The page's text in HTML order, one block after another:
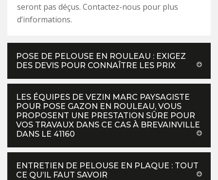
seront pas déçus. Contactez-nous pour plus
d’informations.
POSE DE PELOUSE EN ROULEAU : EXIGEZ
DES DEVIS POUR CONNAÎTRE LES PRIX
LES ÉQUIPES DE VEZIN MARC PAYSAGISTE
POUR POSE GAZON EN ROULEAU, VOUS
PROPOSENT UNE PRESTATION SÛRE POUR
VOS TRAVAUX DANS CE CAS À BREVAINVILLE
DANS LE 41160
ENTRETIEN DE PELOUSE EN PLAQUE : TOUT
CE QU’IL FAUT SAVOIR